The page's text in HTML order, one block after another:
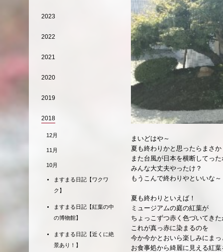
まいどはや～
夏も終わりかと思ったらまさか
また台風が日本を横断してった
みんな大丈夫やったけ？
もうこんで終わりやといいな～
夏も終わりといえば！
ミュージアムの庭の紅葉が
ちょっこずつ赤く色づいてきた
これが真っ赤に染まるのを
今か今かとおいら楽しみにま
お食事処から綺麗に見える紅葉
2023
2022
2021
2020
2019
2018
12月
11月
10月
ますまる日記【ワクワ
ク】
ますまる日記【紅葉の中
の博物館】
ますまる日記【近くに絶
景あり！】